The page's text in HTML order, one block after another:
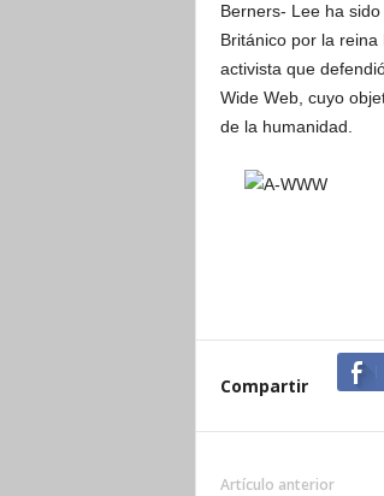
Berners- Lee ha
Británico por la
activista que
Wide Web, cuyo
de la humanidad.
Compartir
Artículo anterior